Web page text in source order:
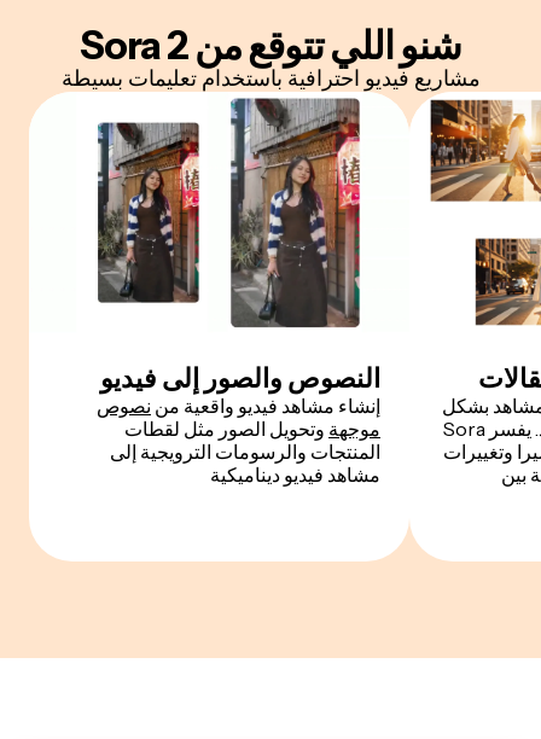
شنو اللي تتوقع من Sora 2
مشاريع فيديو احترافية باستخدام تعليمات بسيطة
النصوص والصور إلى فيديو
إنشاء مشاهد فيديو واقعية من نصوص
موجهة وتحويل الصور مثل لقطات
المنتجات والرسومات الترويجية إلى
مشاهد فيديو ديناميكية
بشكل
متماسك من موجه نصي واحد. يفسر Sora
وتغييرات
بين